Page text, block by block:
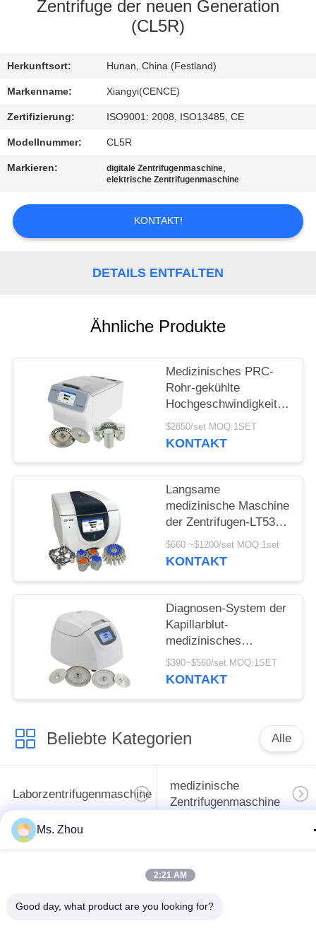
UNS
NEUIGKEITEN
RECHTSSACHEN
VR
Zentrifuge der neuen Generation
(CL5R)
Herkunftsort: Hunan, China (Festland)
Markenname: Xiangyi(CENCE)
Zertifizierung: ISO9001: 2008, ISO13485, CE
Modellnummer: CL5R
Markieren: digitale Zentrifugenmaschine,
elektrische Zentrifugenmaschine
KONTAKT!
DETAILS ENTFALTEN
Ähnliche Produkte
Medizinisches PRC-
Rohr-gekühlte
Mikro-Rohre der
Zentrifuge H1750R
$2850/set MOQ:1SET
KONTAKT
Langsame
medizinische Maschine
der Zentrifugen-LT53
für klinische Medizin-
genetische Biologie
$660 ~$1200/set MOQ:1set
KONTAKT
Diagnosen-System der
Kapillarblut-
medizinisches
Zentrifugen-
Maschinen-TG12M
$390~$560/set MOQ:1SET
KONTAKT
Beliebte Kategorien Alle
Laborzentrifugenmaschine
medizinische
Zentrifugenmaschine
PRP PRF-Zentrifuge
Bluttrennungszentrifuge Blutbank-Zentrifuge
Ms. Zhou
2:21 AM
Good day, what product are you looking for?